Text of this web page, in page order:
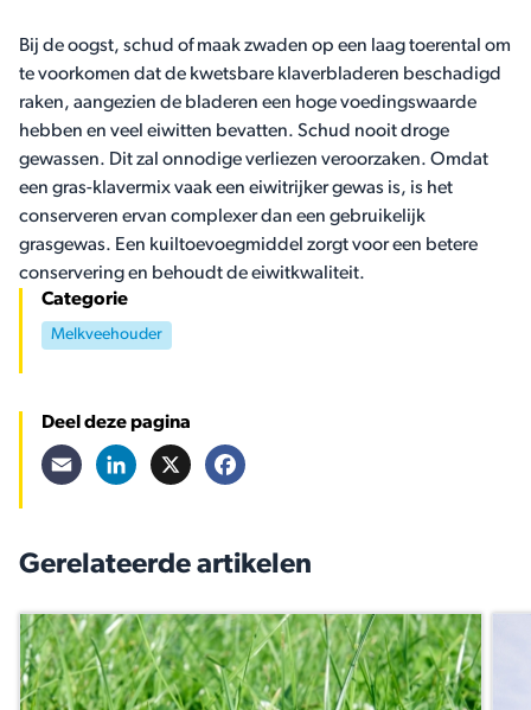
Bij de oogst, schud of maak zwaden op een laag toerental om
te voorkomen dat de kwetsbare klaverbladeren beschadigd
raken, aangezien de bladeren een hoge voedingswaarde
hebben en veel eiwitten bevatten. Schud nooit droge
gewassen. Dit zal onnodige verliezen veroorzaken. Omdat
een gras-klavermix vaak een eiwitrijker gewas is, is het
conserveren ervan complexer dan een gebruikelijk
grasgewas. Een kuiltoevoegmiddel zorgt voor een betere
conservering en behoudt de eiwitkwaliteit.
Categorie
Melkveehouder
Deel deze pagina
Email LinkedIn
Gerelateerde artikelen